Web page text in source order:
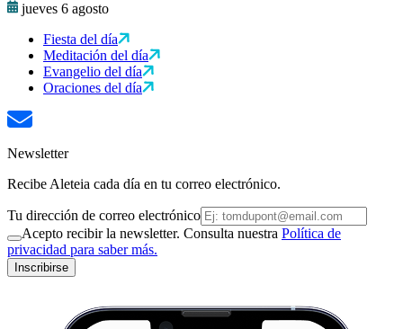
jueves 6 agosto
Fiesta del día
Meditación del día
Evangelio del día
Oraciones del día
Newsletter
Recibe Aleteia cada día en tu correo electrónico.
Tu dirección de correo electrónico
Acepto recibir la newsletter. Consulta nuestra Política de
privacidad para saber más.
Inscribirse